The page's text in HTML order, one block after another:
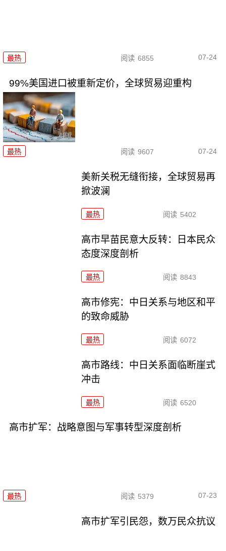
最热 阅读 6855 07-24
99%美国进口被重新定价，全球贸易迎重构
最热 阅读 9607 07-24
美新关税无缝衔接，全球贸易再
掀波澜
最热 阅读 5402
高市早苗民意大反转：日本民众
态度深度剖析
最热 阅读 8843
高市修宪：中日关系与地区和平
的致命威胁
最热 阅读 6072
高市路线：中日关系面临断崖式
冲击
最热 阅读 6520
高市扩军：战略意图与军事转型深度剖析
最热 阅读 5379 07-23
高市扩军引民怨，数万民众抗议